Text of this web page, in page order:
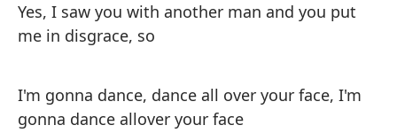
Yes, I saw you with another man and you put
me in disgrace, so
I'm gonna dance, dance all over your face, I'm
gonna dance allover your face